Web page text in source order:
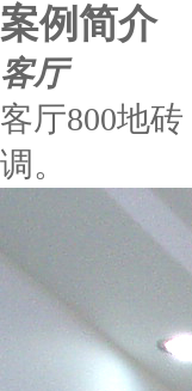
案例简介
客厅
客厅800地
调。